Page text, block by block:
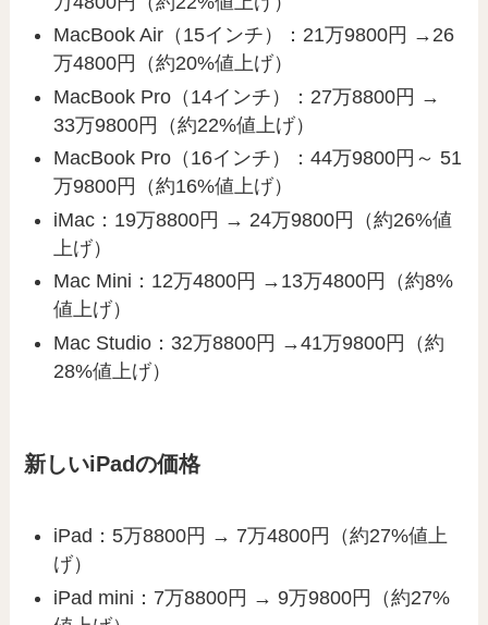
MacBook Air（15インチ）：21万9800円 →26
万4800円（約20%値上げ）
MacBook Pro（14インチ）：27万8800円 →
33万9800円（約22%値上げ）
MacBook Pro（16インチ）：44万9800円～ 51
万9800円（約16%値上げ）
iMac：19万8800円 → 24万9800円（約26%値
上げ）
Mac Mini：12万4800円 →13万4800円（約8%
値上げ）
Mac Studio：32万8800円 →41万9800円（約
28%値上げ）
新しいiPadの価格
iPad：5万8800円 → 7万4800円（約27%値上
げ）
iPad mini：7万8800円 → 9万9800円（約27%